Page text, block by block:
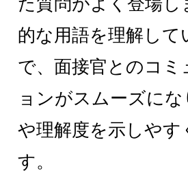
的な用語を理解して
で、面接官とのコミ
ョンがスムーズに
や理解度を示しやす
す。